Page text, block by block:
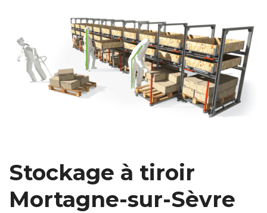
Stockage à tiroir
Mortagne-sur-Sèvre